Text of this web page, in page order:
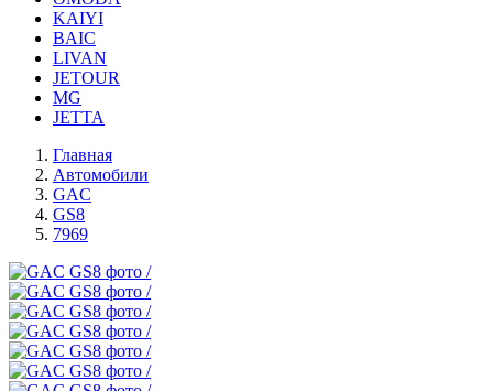
KAIYI
BAIC
LIVAN
JETOUR
MG
JETTA
Главная
Автомобили
GAC
GS8
7969